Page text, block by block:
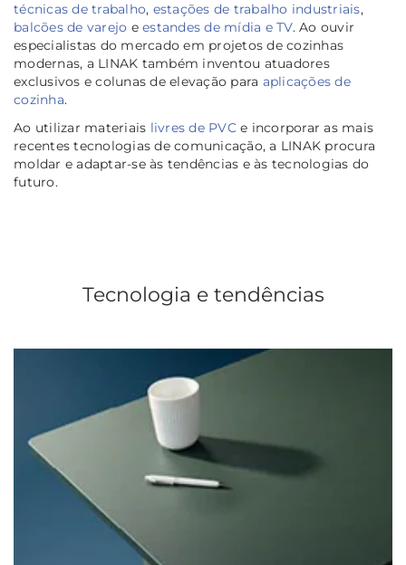
técnicas de trabalho, estações de trabalho industriais,
balcões de varejo e estandes de mídia e TV. Ao ouvir
especialistas do mercado em projetos de cozinhas
modernas, a LINAK também inventou atuadores
exclusivos e colunas de elevação para aplicações de
cozinha.
Ao utilizar materiais livres de PVCe incorporar as mais
recentes tecnologias de comunicação, a LINAK procura
moldar e adaptar-se às tendências e às tecnologias do
futuro.
Tecnologia e tendências